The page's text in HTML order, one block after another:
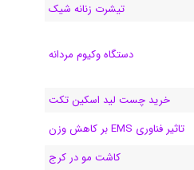
تیشرت زنانه شیک
دستگاه وکیوم مردانه
خرید چست لید اسکین تکت
تاثیر فناوری EMS بر کاهش وزن
کاشت مو در کرج